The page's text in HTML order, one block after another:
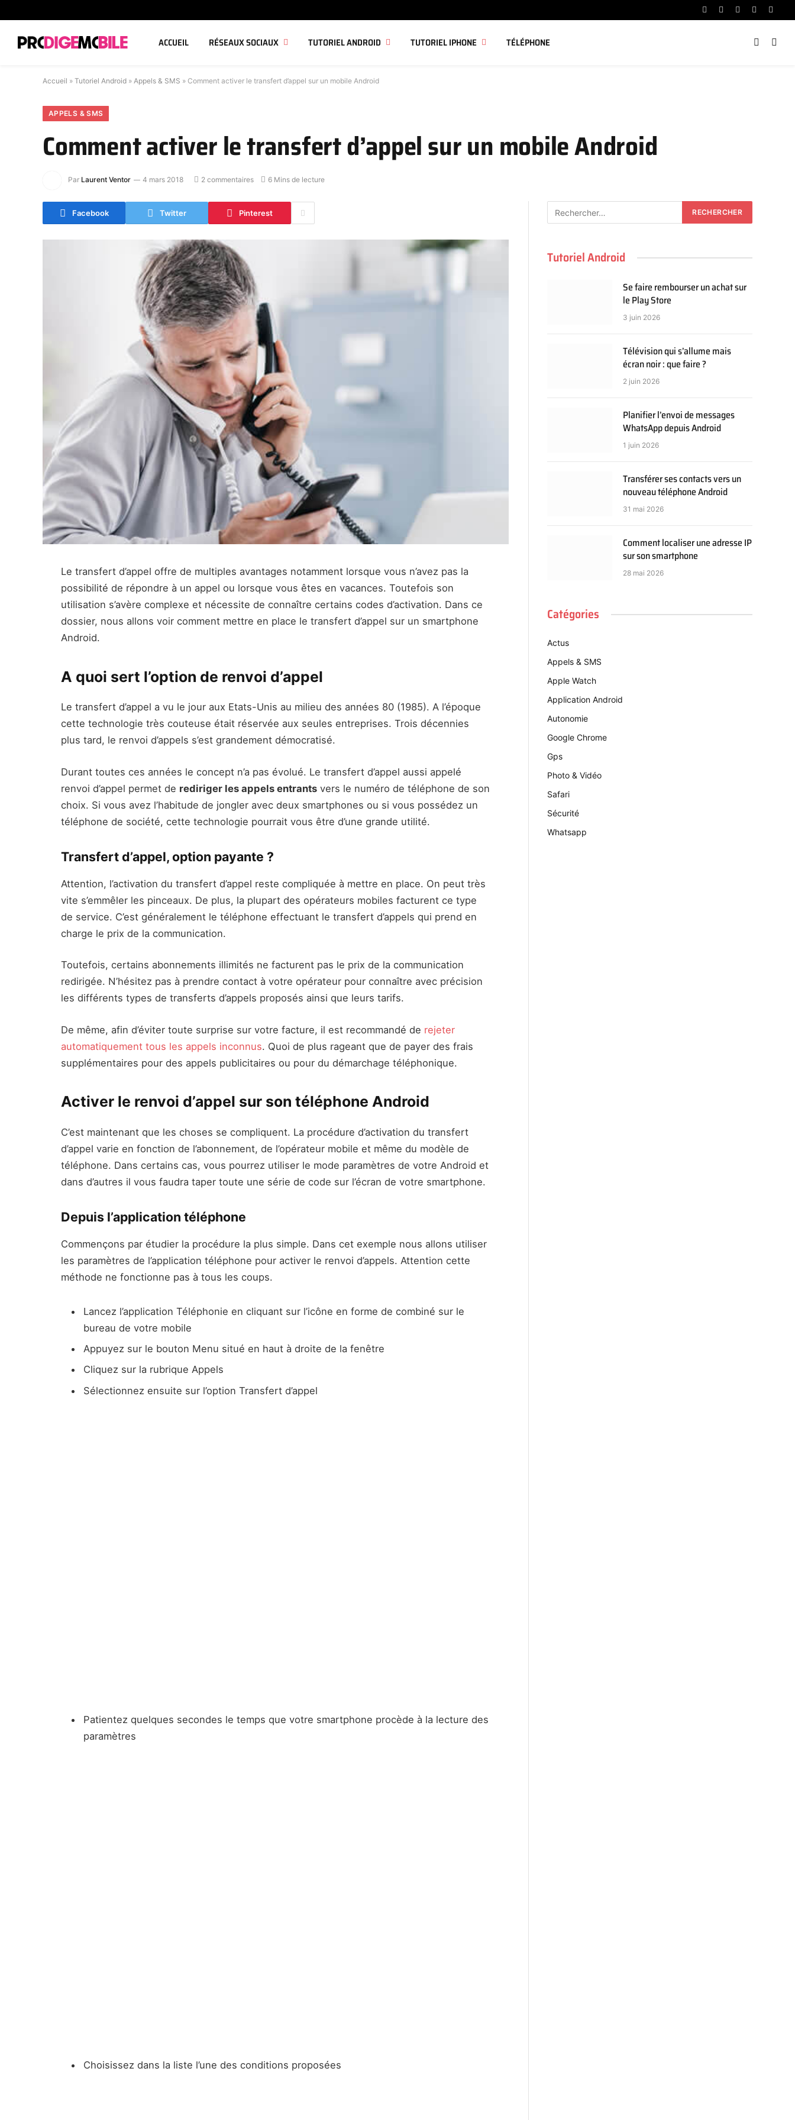
Facebook
X
Instagram
YouTube
ACCUEIL RÉSEAUX SOCIAUX TUTORIEL ANDROID TUTORIEL IPHONE TÉLÉPHONE
Accueil » Tutoriel Android » Appels & SMS » Comment activer le transfert d’appel sur un mobile Android
APPELS & SMS
Comment activer le transfert d’appel sur un mobile Android
Par Laurent Ventor 4 mars 2018 2 commentaires 6 Mins de lecture
Facebook Twitter Pinterest
Le transfert d’appel offre de multiples avantages notamment lorsque vous n’avez pas la
possibilité de répondre à un appel ou lorsque vous êtes en vacances. Toutefois son
utilisation s’avère complexe et nécessite de connaître certains codes d’activation. Dans ce
dossier, nous allons voir comment mettre en place le transfert d’appel sur un smartphone
Android.
A quoi sert l’option de renvoi d’appel
Le transfert d’appel a vu le jour aux Etats-Unis au milieu des années 80 (1985). A l’époque
cette technologie très couteuse était réservée aux seules entreprises. Trois décennies
plus tard, le renvoi d’appels s’est grandement démocratisé.
Durant toutes ces années le concept n’a pas évolué. Le transfert d’appel aussi appelé
renvoi d’appel permet de rediriger les appels entrants vers le numéro de téléphone de son
choix. Si vous avez l’habitude de jongler avec deux smartphones ou si vous possédez un
téléphone de société, cette technologie pourrait vous être d’une grande utilité.
Transfert d’appel, option payante ?
Attention, l’activation du transfert d’appel reste compliquée à mettre en place. On peut très
vite s’emmêler les pinceaux. De plus, la plupart des opérateurs mobiles facturent ce type
de service. C’est généralement le téléphone effectuant le transfert d’appels qui prend en
charge le prix de la communication.
Toutefois, certains abonnements illimités ne facturent pas le prix de la communication
redirigée. N’hésitez pas à prendre contact à votre opérateur pour connaître avec précision
les différents types de transferts d’appels proposés ainsi que leurs tarifs.
De même, afin d’éviter toute surprise sur votre facture, il est recommandé de rejeter
automatiquement tous les appels inconnus. Quoi de plus rageant que de payer des frais
supplémentaires pour des appels publicitaires ou pour du démarchage téléphonique.
Activer le renvoi d’appel sur son téléphone Android
C’est maintenant que les choses se compliquent. La procédure d’activation du transfert
d’appel varie en fonction de l’abonnement, de l’opérateur mobile et même du modèle de
téléphone. Dans certains cas, vous pourrez utiliser le mode paramètres de votre Android et
dans d’autres il vous faudra taper toute une série de code sur l’écran de votre smartphone.
Depuis l’application téléphone
Commençons par étudier la procédure la plus simple. Dans cet exemple nous allons utiliser
les paramètres de l’application téléphone pour activer le renvoi d’appels. Attention cette
méthode ne fonctionne pas à tous les coups.
Lancez l’application Téléphonie en cliquant sur l’icône en forme de combiné sur le
bureau de votre mobile
Appuyez sur le bouton Menu situé en haut à droite de la fenêtre
Cliquez sur la rubrique Appels
Sélectionnez ensuite sur l’option Transfert d’appel
Patientez quelques secondes le temps que votre smartphone procède à la lecture des
paramètres
Choisissez dans la liste l’une des conditions proposées
Tutoriel Android
Se faire rembourser un achat sur
le Play Store
3 juin 2026
Télévision qui s’allume mais
écran noir : que faire ?
2 juin 2026
Planifier l’envoi de messages
WhatsApp depuis Android
1 juin 2026
Transférer ses contacts vers un
nouveau téléphone Android
31 mai 2026
Comment localiser une adresse IP
sur son smartphone
28 mai 2026
Catégories
Actus
Appels & SMS
Apple Watch
Application Android
Autonomie
Google Chrome
Gps
Photo & Vidéo
Safari
Sécurité
Whatsapp